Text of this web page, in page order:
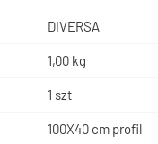
DIVERSA
1,00 kg
1 szt
100X40 cm profil